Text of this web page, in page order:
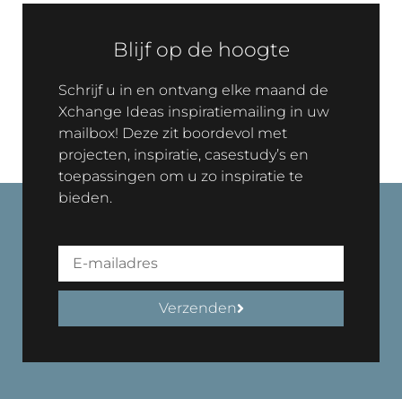
Blijf op de hoogte
Schrijf u in en ontvang elke maand de
Xchange Ideas inspiratiemailing in uw
mailbox! Deze zit boordevol met
projecten, inspiratie, casestudy’s en
toepassingen om u zo inspiratie te
bieden.
Verzenden